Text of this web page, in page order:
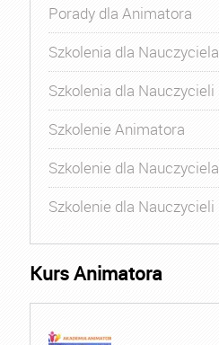
Porady dla Animatora
Szkolenia dla Nauczyciela
Szkolenia dla Nauczycieli
Szkolenie Animatora
Szkolenie dla Nauczyciela
Szkolenie dla Nauczycieli
Kurs Animatora